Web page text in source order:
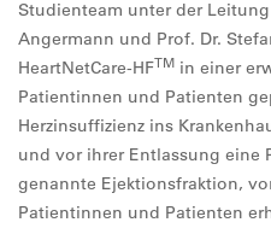
Studienteam unter der
Angermann und Prof. Dr.
HeartNetCare-HFTM in einer
Patientinnen und Patienten
Herzinsuffizienz ins
und vor ihrer Entlassung eine
genannte Ejektionsfraktion,
Patientinnen und Patienten